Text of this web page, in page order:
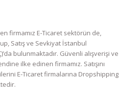
firmamız E-Ticaret sektörün de,
Satış ve Sevkiyat İstanbul
bulunmaktadır. Güvenli alışverişi ve
ilke edinen firmamız. Satışını
E-Ticaret firmalarına Dropshipping